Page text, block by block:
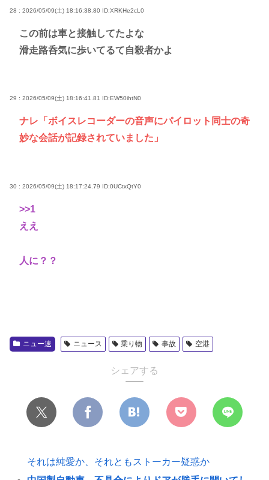
28 : 2026/05/09(土) 18:16:38.80 ID:XRKHe2cL0
この前は車と接触してたよな
滑走路呑気に歩いてるて自殺者かよ
29 : 2026/05/09(土) 18:16:41.81 ID:EW50ihtN0
ナレ「ボイスレコーダーの音声にパイロット同士の奇
妙な会話が記録されていました」
30 : 2026/05/09(土) 18:17:24.79 ID:0UCtxQtY0
>>1
ええ
人に？？
ニュー速 ニュース 乗り物 事故 空港
シェアする
それは純愛か、それともストーカー疑惑か